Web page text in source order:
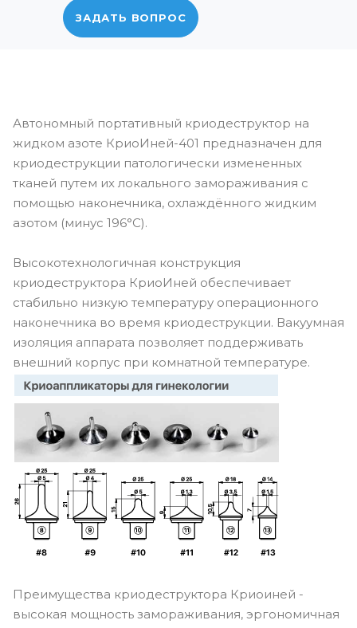
ЗАДАТЬ ВОПРОС
Автономный портативный криодеструктор на
жидком азоте КриоИней-401 предназначен для
криодеструкции патологически измененных
тканей путем их локального замораживания с
помощью наконечника, охлаждённого жидким
азотом (минус 196°C).
Высокотехнологичная конструкция
криодеструктора КриоИней обеспечивает
стабильно низкую температуру операционного
наконечника во время криодеструкции. Вакуумная
изоляция аппарата позволяет поддерживать
внешний корпус при комнатной температуре.
Преимущества криодеструктора Криоиней -
высокая мощность замораживания, эргономичная